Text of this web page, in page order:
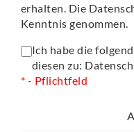
erhalten. Die
Kenntnis genommen.
Ich habe die
diesen zu:
* - Pflichtfeld